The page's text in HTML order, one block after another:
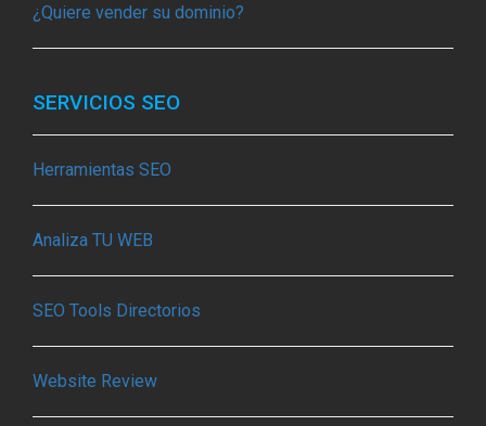
¿Quiere vender su dominio?
SERVICIOS SEO
Herramientas SEO
Analiza TU WEB
SEO Tools Directorios
Website Review